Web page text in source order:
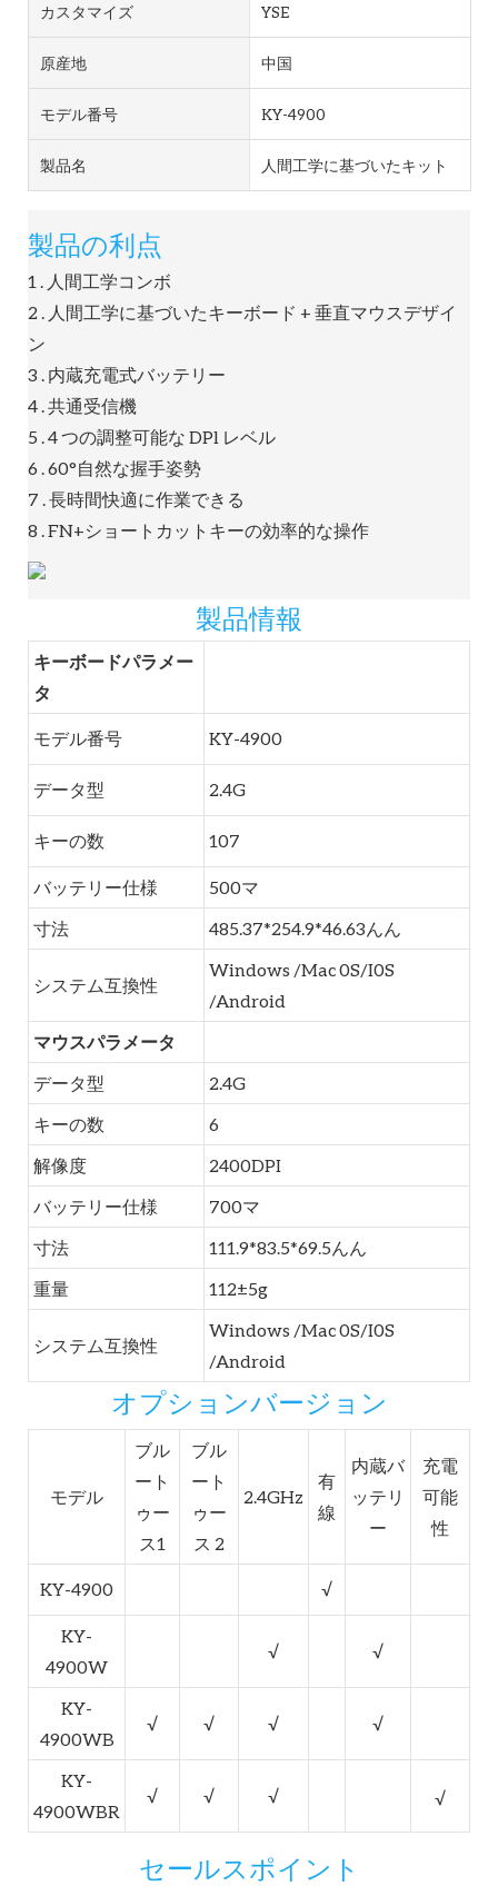
カスタマイズ YSE
原産地 中国
モデル番号 KY-4900
製品名 人間工学に基づいたキット
製品の利点
1 . 人間工学コンボ
2 . 人間工学に基づいたキーボード + 垂直マウスデザイ
ン
3 . 内蔵充電式バッテリー
4 . 共通受信機
5 . 4 つの調整可能な DPl レベル
6 . 60°自然な握手姿勢
7 . 長時間快適に作業できる
8 . FN+ショートカットキーの効率的な操作
製品情報
キーボードパラメー
タ
モデル番号 KY-4900
データ型 2.4G
キーの数 107
バッテリー仕様
500マ
寸法
485.37*254.9*46.63んん
システム互換性
Windows /Mac 0S/I0S
/Android
マウスパラメータ
データ型
2.4G
キーの数
6
解像度
2400DPI
バッテリー仕様
700マ
寸法
111.9*83.5*69.5んん
重量
112±5g
システム互換性
Windows /Mac 0S/I0S
/Android
オプションバージョン
モデル
ブル
ート
ゥー
ス1
ブル
ート
ゥー
ス 2
2.4GHz
有
線
内蔵バ
ッテリ
ー
充電
可能
性
KY-4900 √
KY-
4900W
√ √
KY-
4900WB
√ √ √ √
KY-
4900WBR
√ √ √ √
セールスポイント